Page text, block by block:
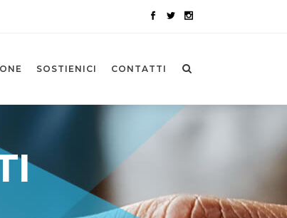
SOSTIENICI CONTATTI